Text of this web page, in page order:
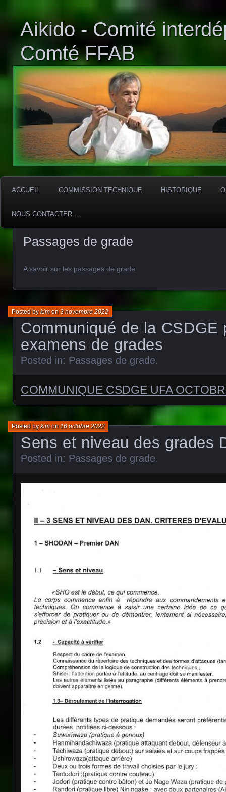
Aikido - Comité
Comté FFAB
ACCUEIL COMMISSION TECHNIQUE HISTORIQUE
NOUS CONTACTER …
Passages de grade
A savoir sur les passages de grade
Communiqué de la CSDGE
examens de grades
Posted bykimon3 novembre 2022
Posted in: Passages de grade.
COMMUNIQUE CSDGE UFA
Sens et niveau des grades
Posted bykimon16 octobre 2022
Posted in: Passages de grade.